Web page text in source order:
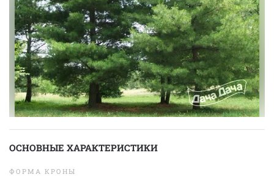
ОСНОВНЫЕ ХАРАКТЕРИСТИКИ
ФОРМА КРОНЫ